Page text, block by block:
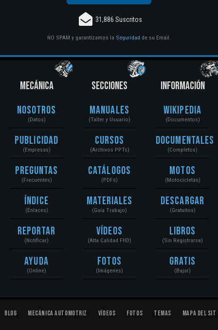
31,886 Suscritos
NO SPAM y garantizamos la Seguridad de su Email.
MECÁNICA
Nosotros
(Datos)
Publicidad
(Empresas)
Preguntas
(Frecuentes)
Índice
(Enlaces)
Reportar
(Notificar)
Ayuda
(Online)
SECCIONES
Manuales
(Taller y Usuario)
Cursos
(Archivos PPTs)
Catálogos
(PDFs)
Materiales
(Guía Trabajo)
Vídeos
(Alta Calidad FHD)
Fotos
(Imágenes)
INFORMACIÓN
Wikipedia
(Documentos)
Documentales
(Completos)
Motos
(Motocicletas)
Descargar
(Gratuitos)
Libros
(Sin Registrarse)
Gratis
(Bajar)
Blog Mecánica Automotriz Vídeos Fotos Temas Mapa del